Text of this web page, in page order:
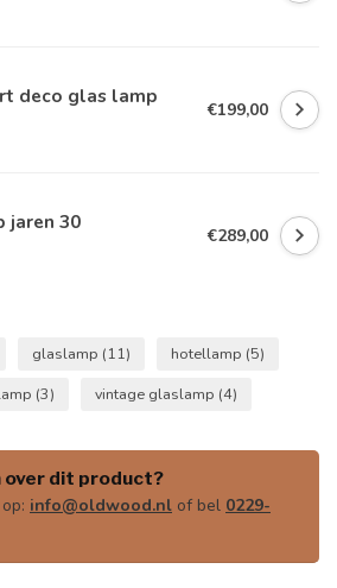
deco glas lamp
€199,00
jaren 30
€289,00
glaslamp (11) hotellamp (5)
(3) vintage glaslamp (4)
over dit product?
info@oldwood.nl of bel 0229-